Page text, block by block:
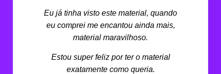
Eu já tinha visto este material, quando
eu comprei me encantou ainda mais,
material maravilhoso.
Estou super feliz por ter o material
exatamente como queria.